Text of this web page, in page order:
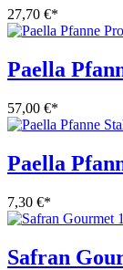
27,70 €*
Paella
57,00 €*
Paella
7,30 €*
Safran